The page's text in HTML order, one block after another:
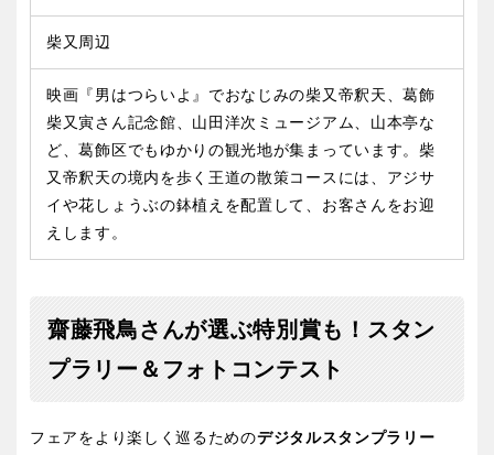
柴又周辺
映画『男はつらいよ』でおなじみの柴又帝釈天、葛飾
柴又寅さん記念館、山田洋次ミュージアム、山本亭な
ど、葛飾区でもゆかりの観光地が集まっています。柴
又帝釈天の境内を歩く王道の散策コースには、アジサ
イや花しょうぶの鉢植えを配置して、お客さんをお迎
えします。
齋藤飛鳥さんが選ぶ特別賞も！スタン
プラリー＆フォトコンテスト
フェアをより楽しく巡るためのデジタルスタンプラリー